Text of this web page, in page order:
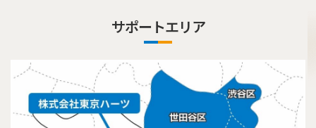
サポートエリア